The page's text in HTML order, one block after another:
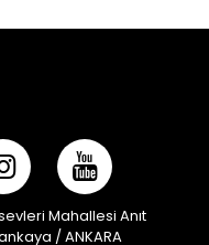
Mahallesi Anıt
/ ANKARA